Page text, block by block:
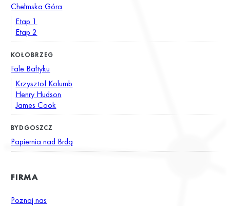
Chełmska Góra
Etap 1
Etap 2
KOŁOBRZEG
Fale Bałtyku
Krzysztof Kolumb
Henry Hudson
James Cook
BYDGOSZCZ
Papiernia nad Brdą
FIRMA
Poznaj nas